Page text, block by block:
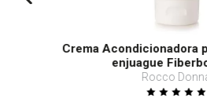
Crema Acondicionadora
enjuague
Rocco